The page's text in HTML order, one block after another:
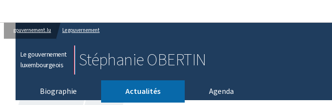
gouvernement.lu Le gouvernement
Le gouvernement
luxembourgeois
Stéphanie OBERTIN
Biographie Actualités Agenda